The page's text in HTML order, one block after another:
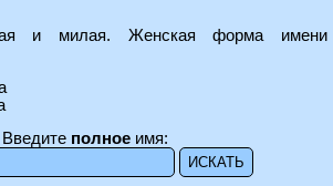
и милая. Женская форма имени
Введите полное имя: